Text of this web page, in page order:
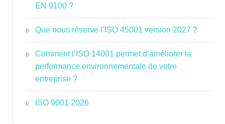
EN 9100 ?
Que nous réserve l’ISO 45001 version 2027 ?
Comment l’ISO 14001 permet d’améliorer la
performance environnementale de votre
entreprise ?
ISO 9001 2026